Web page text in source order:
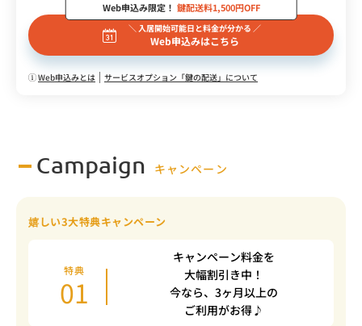
＼ 入居開始可能日と料金が分かる ／
Web申込みはこちら
Web申込み限定！ 鍵配送料1,500円OFF
Web申込みとは サービスオプション「鍵の配送」について
Campaign キャンペーン
嬉しい3大特典キャンペーン
特典
01
キャンペーン料金を
大幅割引き中！
今なら、3ヶ月以上の
ご利用がお得♪